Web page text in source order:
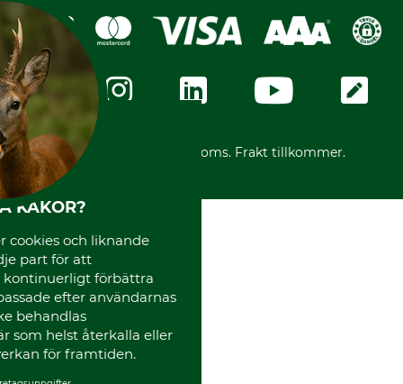
Köpvillkor - 2025-06-18
Dataskydd
Integritetspolicy
Ångerrätt
Ångerrätt för din beställning
Reklamationer
Frakter
Swish
Om oss
GRUBE-Gruppen
Företagsuppgifter
Karriär
Vår personal
Varumärken
Mässor
Instagram TOS
Media
Code of Conduct
*Alla priser inklusive moms. Frakt tillkommer.
KAKOR?
cookies och liknande
part för att
kontinuerligt förbättra
efter användarnas
behandlas
som helst återkalla eller
för framtiden.